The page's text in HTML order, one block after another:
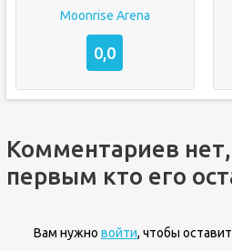
Moonrise Arena
0,0
Комментариев
первым кто его
Вам нужно войти, чтобы